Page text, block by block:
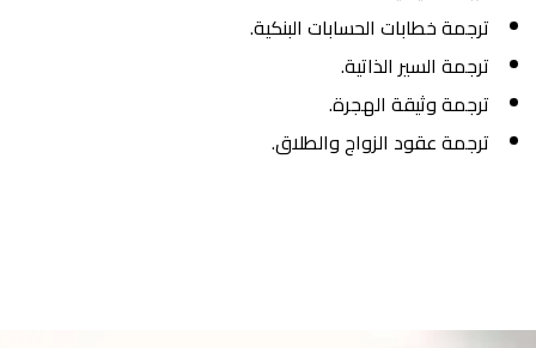
ترجمة خطابات الحسابات البنكية.
ترجمة السير الذاتية.
ترجمة وثيقة الهجرة.
ترجمة عقود الزواج والطلاق.